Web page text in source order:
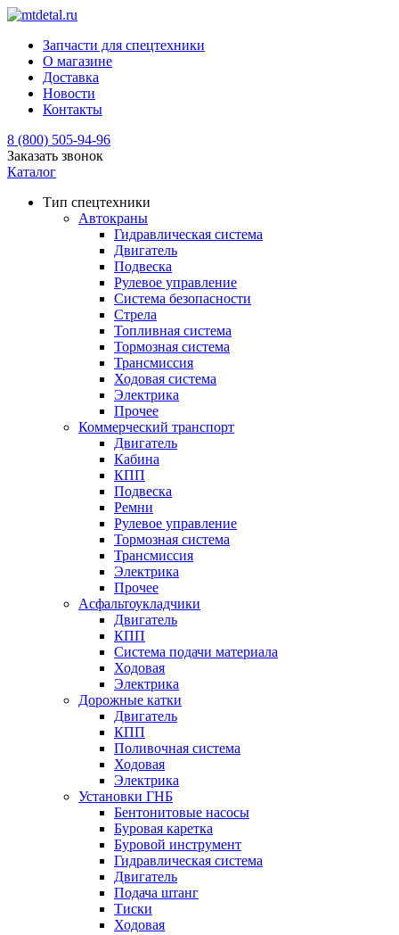
Запчасти для спецтехники
О магазине
Доставка
Новости
Контакты
8 (800) 505-94-96
Заказать звонок
Каталог
Тип спецтехники
Автокраны
Гидравлическая система
Двигатель
Подвеска
Рулевое управление
Система безопасности
Стрела
Топливная система
Тормозная система
Трансмиссия
Ходовая система
Электрика
Прочее
Коммерческий транспорт
Двигатель
Кабина
КПП
Подвеска
Ремни
Рулевое управление
Тормозная система
Трансмиссия
Электрика
Прочее
Асфальтоукладчики
Двигатель
КПП
Система подачи материала
Ходовая
Электрика
Дорожные катки
Двигатель
КПП
Поливочная система
Ходовая
Электрика
Установки ГНБ
Бентонитовые насосы
Буровая каретка
Буровой инструмент
Гидравлическая система
Двигатель
Подача штанг
Тиски
Ходовая